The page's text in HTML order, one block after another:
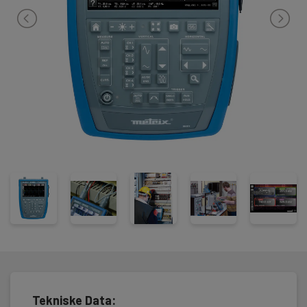
og harmonisk analysator.
Alle instrumenter leveres klar til bruk i veske med, oppladbart
batteri, Probix probe, bananplugg adapter, måleledninger,
Ethernet/USB kabel, 8GB SD kort, brukerveiledning og LW/LV
Tekniske Data: